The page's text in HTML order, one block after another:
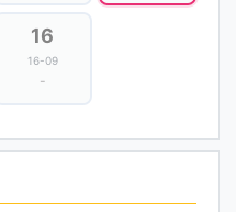
16
16-09
-